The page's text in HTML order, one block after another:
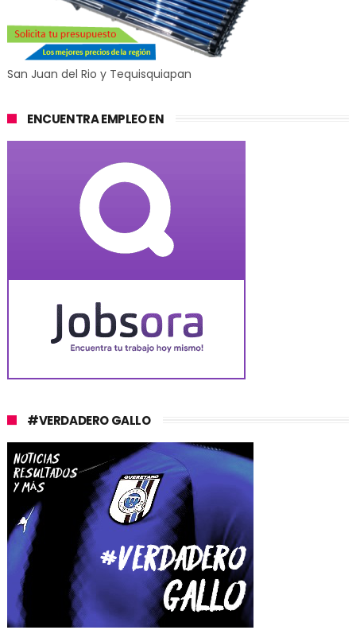
San Juan del Rio y Tequisquiapan
ENCUENTRA EMPLEO EN
#VERDADERO GALLO